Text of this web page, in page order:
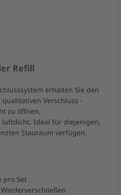
Refill
erhalten Sie den
Verschluss -
zu öffnen,
Ideal für diejenigen,
Stauraum verfügen.
pro Set